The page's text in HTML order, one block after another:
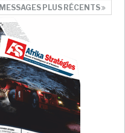
MESSAGES PLUS RÉCENTS